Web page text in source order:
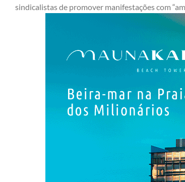
sindicalistas de promover manifestações com